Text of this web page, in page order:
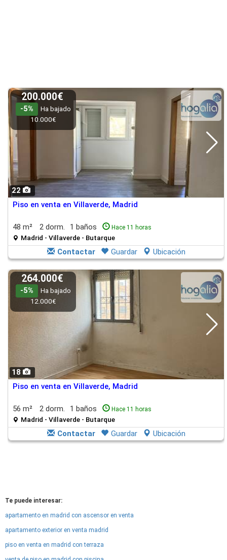
22
200.000€
-5%
Ha bajado
10.000€
Piso en venta en Villaverde, Madrid
48 m² 2 dorm. 1 baños Hace 11 horas
Madrid - Villaverde - Butarque
Contactar Guardar Ubicación
18
264.000€
-5%
Ha bajado
12.000€
Piso en venta en Villaverde, Madrid
56 m² 2 dorm. 1 baños Hace 11 horas
Madrid - Villaverde - Butarque
Contactar Guardar Ubicación
Te puede interesar:
apartamento en madrid con ascensor en venta
apartamento exterior en venta madrid
piso en venta en madrid con terraza